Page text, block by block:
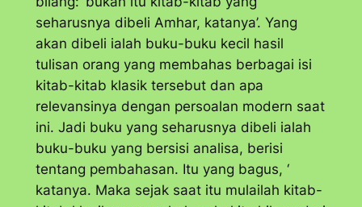
seharusnya dibeli Amhar, katanya’. Yang
akan dibeli ialah buku-buku kecil hasil
tulisan orang yang membahas berbagai isi
kitab-kitab klasik tersebut dan apa
relevansinya dengan persoalan modern saat
ini. Jadi buku yang seharusnya dibeli ialah
buku-buku yang bersisi analisa, berisi
tentang pembahasan. Itu yang bagus, ‘
katanya. Maka sejak saat itu mulailah kitab-